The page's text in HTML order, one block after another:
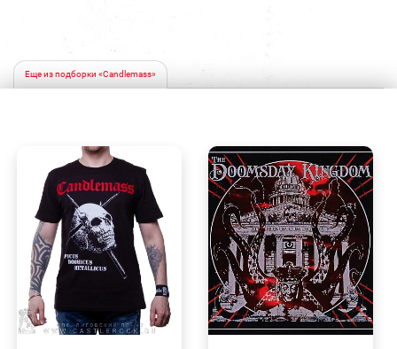
Еще из подборки «Candlemass»